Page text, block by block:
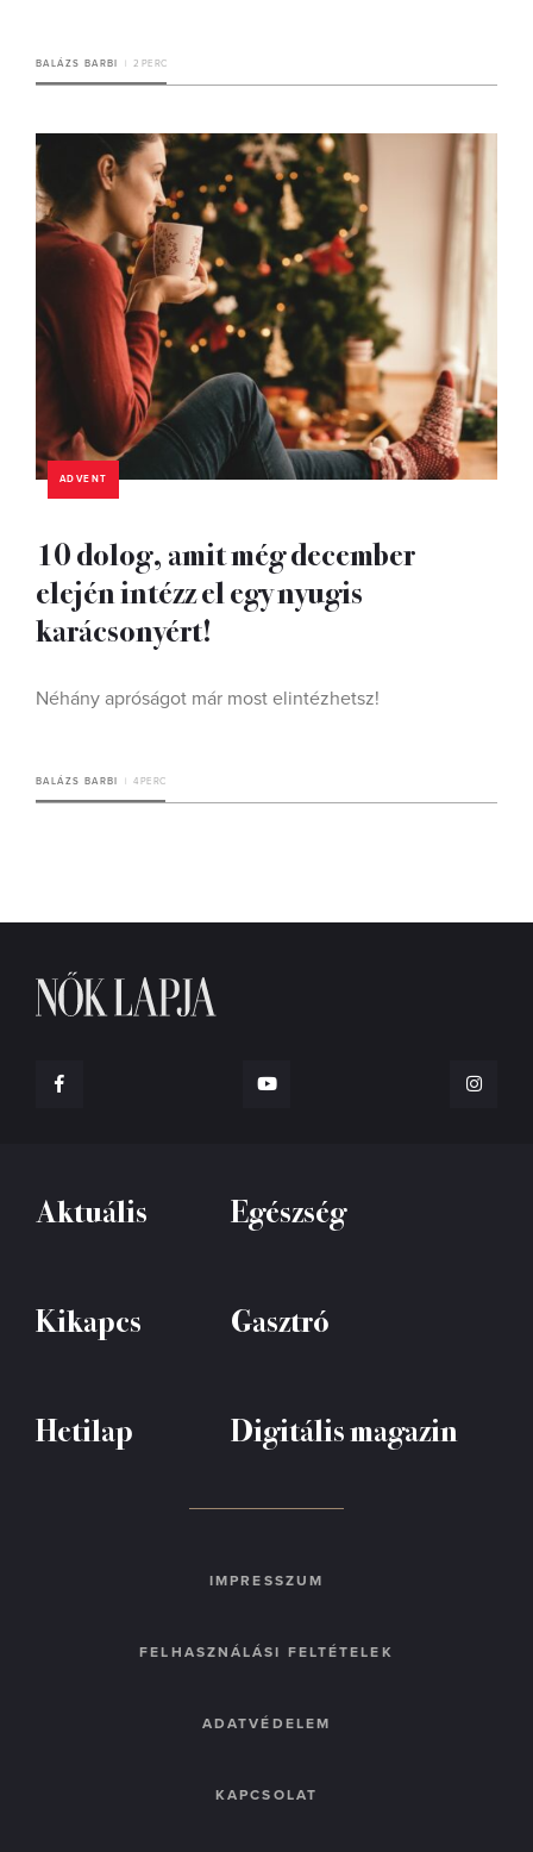
BALÁZS BARBI 2 PERC
ADVENT
10 dolog, amit még december
elején intézz el egy nyugis
karácsonyért!
Néhány apróságot már most elintézhetsz!
BALÁZS BARBI 4 PERC
Aktuális Egészség
Kikapcs Gasztró
Hetilap Digitális magazin
IMPRESSZUM
FELHASZNÁLÁSI FELTÉTELEK
ADATVÉDELEM
KAPCSOLAT